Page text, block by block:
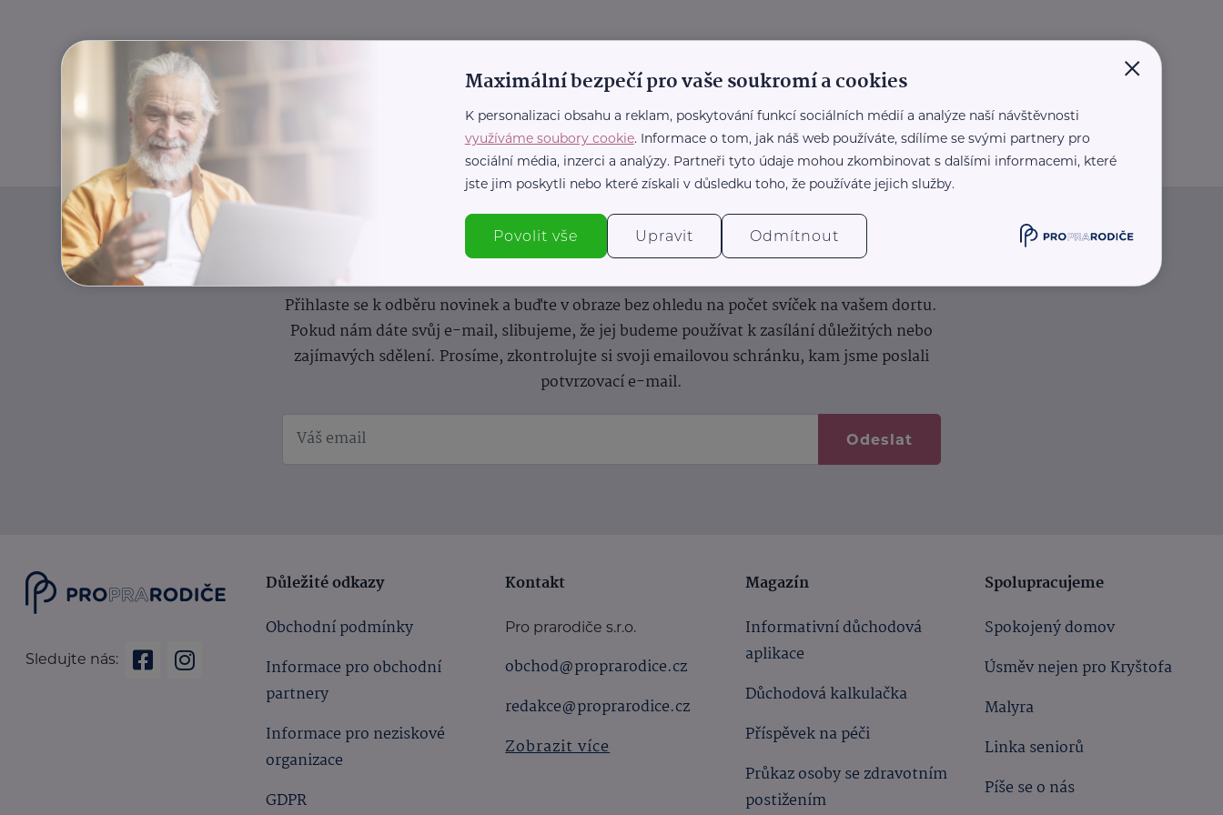
Informace(nejen)pro prarodiče
Přihlaste se k odběru novinek a buďte v obraze bez ohledu na počet svíček na vašem dortu.
Pokud nám dáte svůj e-mail, slibujeme, že jej budeme používat k zasílání důležitých nebo
zajímavých sdělení. Prosíme, zkontrolujte si svoji emailovou schránku, kam jsme poslali
potvrzovací e-mail.
Odeslat
Sledujte nás:
Důležité odkazy
Obchodní podmínky
Informace pro obchodní
partnery
Informace pro neziskové
organizace
GDPR
Kontakt
Pro prarodiče s.r.o.
obchod@proprarodice.cz
redakce@proprarodice.cz
Zobrazit více
Magazín
Informativní důchodová
aplikace
Důchodová kalkulačka
Příspěvek na péči
Průkaz osoby se zdravotním
postižením
Spolupracujeme
Spokojený domov
Úsměv nejen pro Kryštofa
Malyra
Linka seniorů
Píše se o nás
×
Maximální bezpečí pro vaše soukromí a cookies
K personalizaci obsahu a reklam, poskytování funkcí sociálních médií a analýze naší návštěvnosti
využíváme soubory cookie. Informace o tom, jak náš web používáte, sdílíme se svými partnery pro
sociální média, inzerci a analýzy. Partneři tyto údaje mohou zkombinovat s dalšími informacemi, které
jste jim poskytli nebo které získali v důsledku toho, že používáte jejich služby.
Povolit vše Upravit Odmítnout